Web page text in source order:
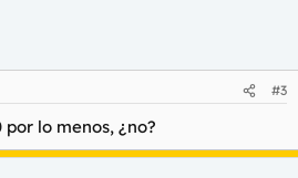
#3
lo menos, ¿no?